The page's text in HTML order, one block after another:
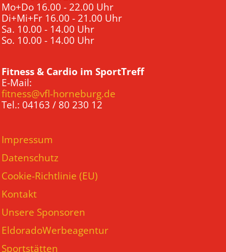
Mo+Do 16.00 - 22.00 Uhr
Di+Mi+Fr 16.00 - 21.00 Uhr
Sa. 10.00 - 14.00 Uhr
So. 10.00 - 14.00 Uhr
Fitness & Cardio im SportTreff
E-Mail:
fitness@vfl-horneburg.de
Tel.: 04163 / 80 230 12
Impressum
Datenschutz
Cookie-Richtlinie (EU)
Kontakt
Unsere Sponsoren
EldoradoWerbeagentur
Sportstätten